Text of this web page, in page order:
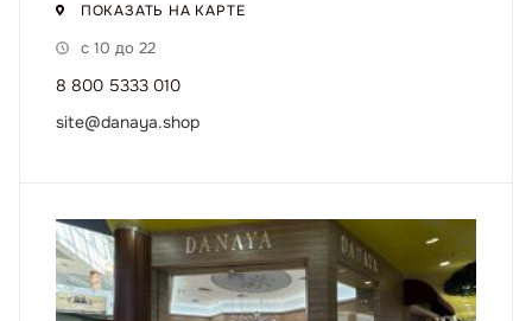
ПОКАЗАТЬ НА КАРТЕ
с 10 до 22
8 800 5333 010
site@danaya.shop